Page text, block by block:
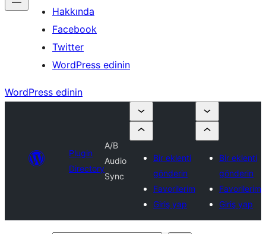
Hakkında
Facebook
Twitter
WordPress edinin
WordPress edinin
Plugin
Directory
A/B
Audio
Sync
Bir eklenti
gönderin
Favorilerim
Giriş yap
Bir eklenti
gönderin
Favorilerim
Giriş yap